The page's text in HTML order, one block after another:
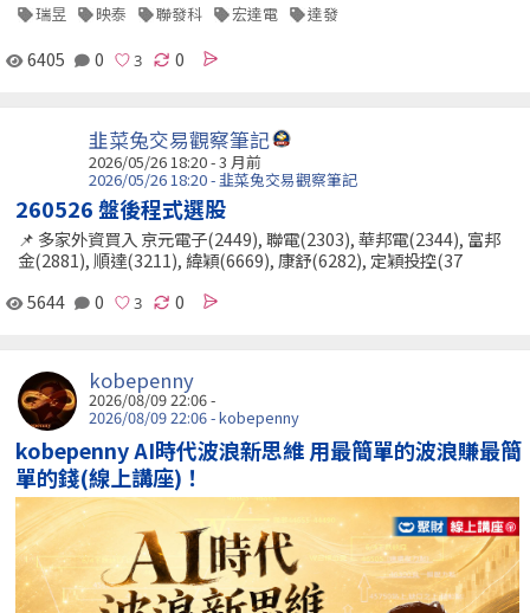
瑞昱 映泰 聯發科 宏達電 達發
6405 0 0
韭菜兔交易觀察筆記
2026/05/26 18:20 - 3 月前
2026/05/26 18:20 - 韭菜兔交易觀察筆記
260526 盤後程式選股
📌 多家外資買入 京元電子(2449), 聯電(2303), 華邦電(2344), 富邦
金(2881), 順達(3211), 緯穎(6669), 康舒(6282), 定穎投控(37
5644
0 0
kobepenny
2026/08/09 22:06 -
2026/08/09 22:06 - kobepenny
kobepenny AI時代波浪新思維 用最簡單的波浪賺最簡
單的錢(線上講座)！